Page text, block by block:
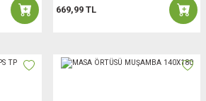
669,99 TL